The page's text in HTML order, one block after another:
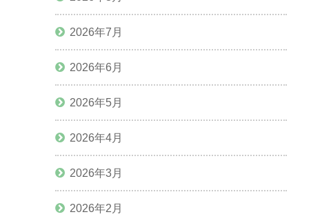
2026年7月
2026年6月
2026年5月
2026年4月
2026年3月
2026年2月